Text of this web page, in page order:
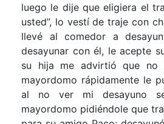
luego le dije que eligiera el
usted”, lo vestí de traje con
llevé al comedor a
desayunar con él, le acepte
su hija me advirtió que no
mayordomo rápidamente le
al no ver mi desayuno
mayordomo pidiéndole que